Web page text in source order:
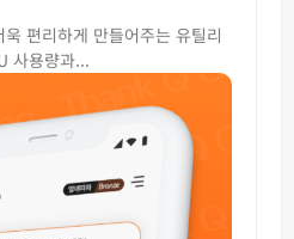
편리하게 만들어주는 유틸리
사용량과...